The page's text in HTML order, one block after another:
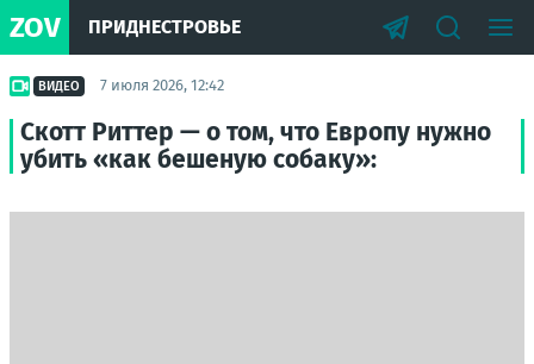
ZOV ПРИДНЕСТРОВЬЕ
ВИДЕО 7 июля 2026, 12:42
Скотт Риттер — о том, что Европу нужно
убить «как бешеную собаку»: